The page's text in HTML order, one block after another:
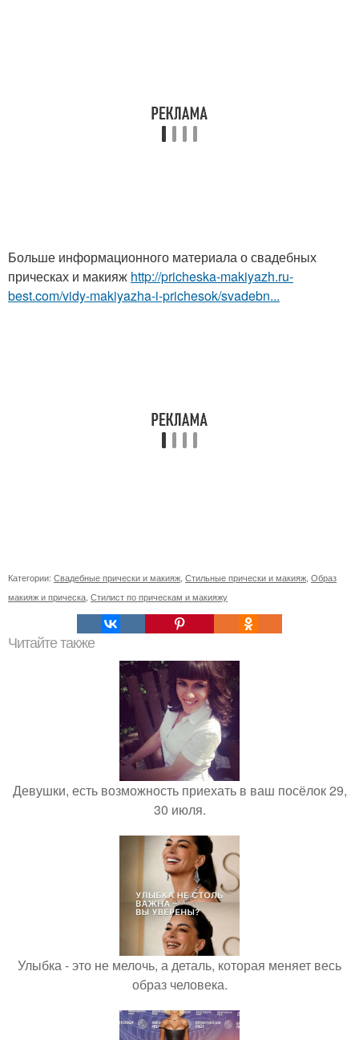
Больше информационного материала о свадебных
прическах и макияж http://pricheska-makiyazh.ru-
best.com/vidy-makiyazha-i-prichesok/svadebn...
Категории: Свадебные прически и макияж Стильные прически и макияж Образ
макияж и прическа Стилист по прическам и макияжу
Читайте также
Девушки, есть возможность приехать в ваш посёлок 29,
30 июля.
Улыбка - это не мелочь, а деталь, которая меняет весь
образ человека.